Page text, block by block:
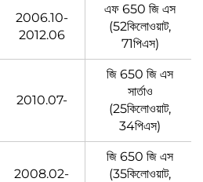
2006.10-
2012.06
এফ 650 জি এস
(52কিলোওয়াট,
71পিএস)
2010.07-
জি 650 জি এস
সার্তাও
(25কিলোওয়াট,
34পিএস)
2008.02-
জি 650 জি এস
(35কিলোওয়াট,